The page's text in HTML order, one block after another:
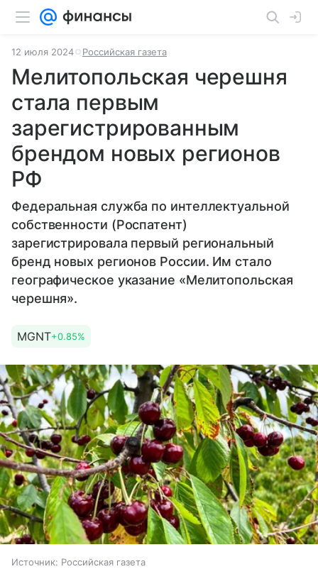
12 июля 2024 Российская газета
Мелитопольская черешня
стала первым
зарегистрированным
брендом новых регионов
РФ
Федеральная служба по интеллектуальной
собственности (Роспатент)
зарегистрировала первый региональный
бренд новых регионов России. Им стало
географическое указание «Мелитопольская
черешня».
MGNT+0.85%
Источник: Российская газета